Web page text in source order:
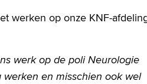
werken op onze KNF-
werk op de poli Neurologie
en misschien ook wel